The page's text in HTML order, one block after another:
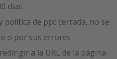
días
política de ppc cerrada, no se
o por sus errores
a la URL de la página